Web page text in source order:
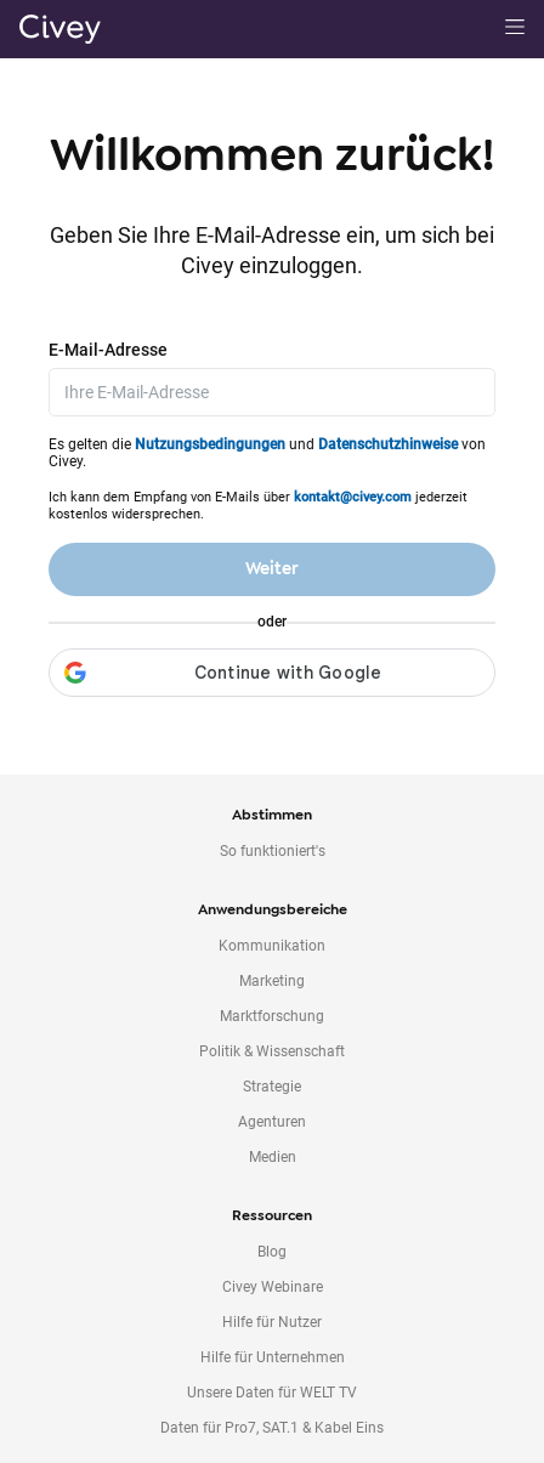
t
n
t
a
n
n
t
e
Willkommen zurück!
Geben Sie Ihre E-Mail-Adresse ein, um sich bei
Civey einzuloggen.
E-Mail-Adresse
Es gelten die Nutzungsbedingungen und Datenschutzhinweisevon
Civey.
Ich kann dem Empfang von E-Mails über kontakt@civey.com jederzeit
kostenlos widersprechen.
Weiter
oder
Abstimmen
So funktioniert's
Anwendungsbereiche
Kommunikation
Marketing
Marktforschung
Politik & Wissenschaft
Strategie
Agenturen
Medien
Ressourcen
Blog
Civey Webinare
Hilfe für Nutzer
Hilfe für Unternehmen
Unsere Daten für WELT TV
Daten für Pro7, SAT.1 & Kabel Eins